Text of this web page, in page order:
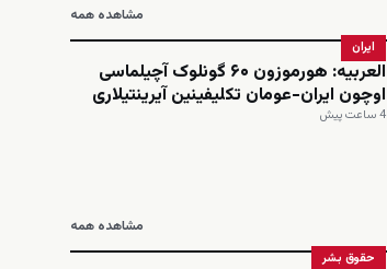
مشاهده همه
ایران
العربیه: هورموزون ۶۰ گونلوک آچیلماسی
اوچون ایران-عومان تکلیفینین آیرینتیلاری
4 ساعت پیش
مشاهده همه
حقوق بشر